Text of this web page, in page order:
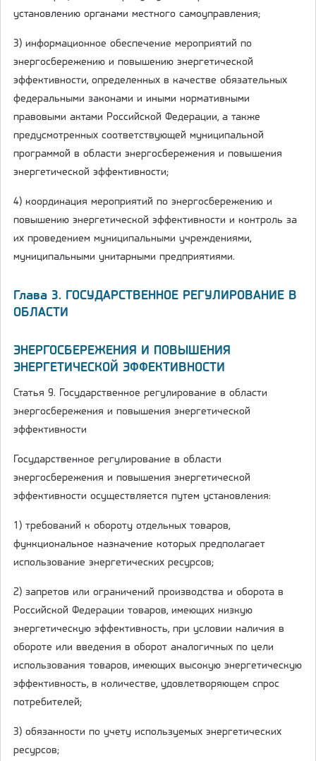
установлению органами местного самоуправления;
3) информационное обеспечение мероприятий по
энергосбережению и повышению энергетической
эффективности, определенных в качестве обязательных
федеральными законами и иными нормативными
правовыми актами Российской Федерации, а также
предусмотренных соответствующей муниципальной
программой в области энергосбережения и повышения
энергетической эффективности;
4) координация мероприятий по энергосбережению и
повышению энергетической эффективности и контроль за
их проведением муниципальными учреждениями,
муниципальными унитарными предприятиями.
Глава 3. ГОСУДАРСТВЕННОЕ РЕГУЛИРОВАНИЕ В
ОБЛАСТИ
ЭНЕРГОСБЕРЕЖЕНИЯ И ПОВЫШЕНИЯ
ЭНЕРГЕТИЧЕСКОЙ ЭФФЕКТИВНОСТИ
Статья 9. Государственное регулирование в области
энергосбережения и повышения энергетической
эффективности
Государственное регулирование в области
энергосбережения и повышения энергетической
эффективности осуществляется путем установления:
1) требований к обороту отдельных товаров,
функциональное назначение которых предполагает
использование энергетических ресурсов;
2) запретов или ограничений производства и оборота в
Российской Федерации товаров, имеющих низкую
энергетическую эффективность, при условии наличия в
обороте или введения в оборот аналогичных по цели
использования товаров, имеющих высокую энергетическую
эффективность, в количестве, удовлетворяющем спрос
потребителей;
3) обязанности по учету используемых энергетических
ресурсов;